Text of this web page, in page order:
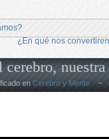
¿En qué nos
en Cerebro y Mente~